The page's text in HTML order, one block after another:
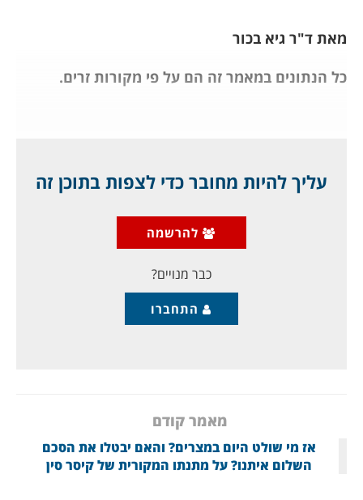
מאת ד"ר גיא בכור
כל הנתונים במאמר זה הם על פי מקורות זרים.
מאפשרת לשירותי ביון מערביים, בעיקר של ארצות הברית
וישראל, לחדור אל המדינה. מדובר במספר איזורים עיקריים:
מיושבים בבני המיעוט הבלוצ'י, שמוקד ההזדהות שלו היא
בלוצ'יסטן שבפקיסטן; האיזור הכורדי של צפון עיראק,
שממשיך בפועל אל תוך שטח איראן; האיזור הערבי
עליך להיות מחובר כדי לצפות בתוכן זה
להרשמה
כבר מנויים?
התחברו
מאמר קודם
אז מי שולט היום במצרים? והאם יבטלו את הסכם
השלום איתנו? על מתנתו המקורית של קיסר סין